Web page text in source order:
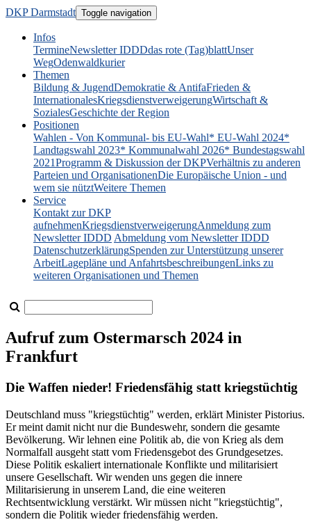
DKP Darmstadt Toggle navigation
Infos
TermineNewsletter IDDDdas rote (Tag)blattUnser
WegOdenwaldkurier
Themen
Bildung & JugendDemokratie & AntifaFrieden &
InternationalesKriegsdienstverweigerungWirtschaft &
SozialesGeschichte der Region
Positionen
Wahlen - Von Kommunal- bis EU-Wahl* EU-Wahl 2024*
Landtagswahl 2023* Kommunalwahl 2026* Bundestagswahl
2021Programm & Diskussion der DKPVerhältnis zu anderen
Parteien und OrganisationenDie Europäische Union - und
wem sie nütztWeitere Themen
Service
Kontakt zur DKP
aufnehmenKriegsdienstverweigerungAnmeldung zum
Newsletter IDDD Abmeldung vom Newsletter IDDD
DatenschutzerklärungSpenden zur Unterstützung unserer
ArbeitLagepläne und AnfahrtsbeschreibungenLinks zu
weiteren Organisationen und Themen
Aufruf zum Ostermarsch 2024 in
Frankfurt
Die Waffen nieder! Friedensfähig statt kriegstüchtig
Deutschland muss "kriegstüchtig" werden, erklärt Minister Pistorius.
Er meint damit nicht nur die Bundeswehr, sondern die gesamte
Bevölkerung. Wir lehnen eine Politik ab, die von Krieg als dem
Normalfall ausgeht statt vom Friedensgebot des Grundgesetzes.
Diese Politik eskaliert internationale Konflikte und militarisiert
unsere Gesellschaft. Wir wenden uns gegen die innere
Militarisierung in unserem Land, die eine weiteren
Rechtsentwicklung verstärkt. Wir müssen nicht "kriegstüchtig",
sondern die Politik wieder friedensfähig werden.